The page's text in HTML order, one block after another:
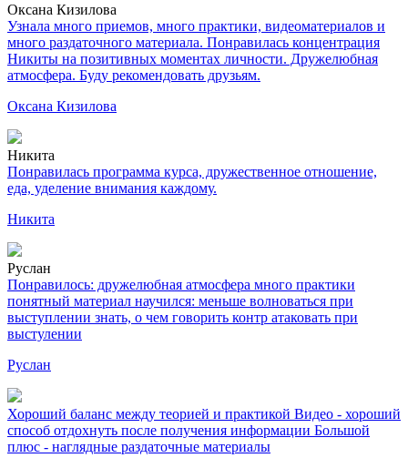
Оксана Кизилова
Узнала много приемов, много практики, видеоматериалов и
много раздаточного материала. Понравилась концентрация
Никиты на позитивных моментах личности. Дружелюбная
атмосфера. Буду рекомендовать друзьям.
Оксана Кизилова
Никита
Понравилась программа курса, дружественное отношение,
еда, уделение внимания каждому.
Никита
Руслан
Понравилось: дружелюбная атмосфера много практики
понятный материал научился: меньше волноваться при
выступлении знать, о чем говорить контр атаковать при
выстулении
Руслан
Хороший баланс между теорией и практикой Видео - хороший
способ отдохнуть после получения информации Большой
плюс - наглядные раздаточные материалы